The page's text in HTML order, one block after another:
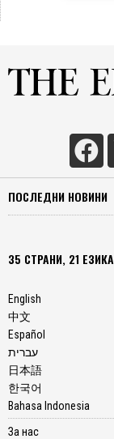
ПОСЛЕДНИ НОВИНИ
35 СТРАНИ, 21 ЕЗИКА
English
中文
Español
עברית
日本語
한국어
Bahasa Indonesia
За нас